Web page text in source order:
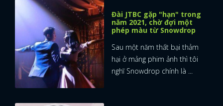
Đài JTBC gặp "hạn" trong
năm 2021, chờ đợi một
phép màu từ Snowdrop
Sau một năm thất bại thảm
hại ở mảng phim ảnh thì tôi
nghĩ Snowdrop chính là ...